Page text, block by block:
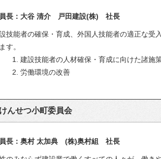
長：大谷 清介 戸田建設(株) 社長
技能者の確保・育成、外国人技能者の適正な受
す。
1. 建設技能者の人材確保・育成に向けた諸施
2. 労働環境の改善
けんせつ小町委員会
長：奥村 太加典 (株)奥村組 社長